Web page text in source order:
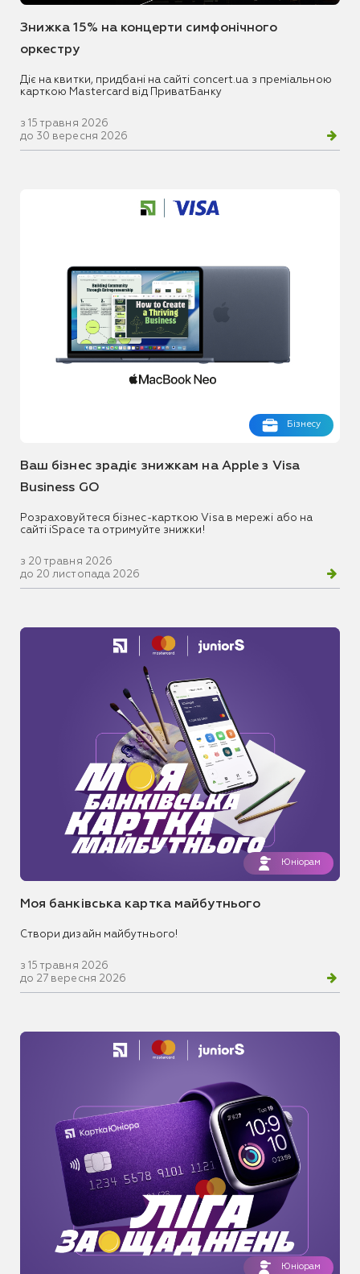
Знижка 15% на концерти симфонічного
оркестру
Діє на квитки, придбані на сайті concert.ua з преміальною
карткою Mastercard від ПриватБанку
з 15 травня 2026
до 30 вересня 2026
Бізнесу
Ваш бізнес зрадіє знижкам на Apple з Visa
Business GO
Розраховуйтеся бізнес-карткою Visa в мережі або на
сайті iSpace та отримуйте знижки!
з 20 травня 2026
до 20 листопада 2026
Юніорам
Моя банківська картка майбутнього
Створи дизайн майбутнього!
з 15 травня 2026
до 27 вересня 2026
Юніорам